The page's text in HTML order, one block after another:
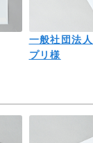
一般社団法
プリ様